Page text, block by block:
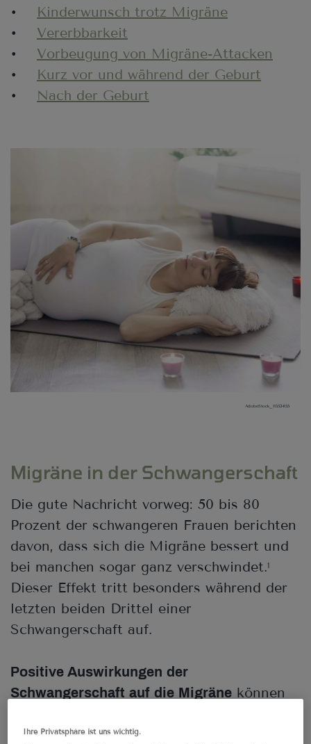
• Kinderwunsch trotz Migräne
• Vererbbarkeit
• Vorbeugung von Migräne-Attacken
• Kurz vor und während der Geburt
• Nach der Geburt
AdobeStock_115524155
Migräne in der Schwangerschaft
Die gute Nachricht vorweg: 50 bis 80
Prozent der schwangeren Frauen berichten
davon, dass sich die Migräne bessert und
bei manchen sogar ganz verschwindet.1
Dieser Effekt tritt besonders während der
letzten beiden Drittel einer
Schwangerschaft auf.
Positive Auswirkungen der
Schwangerschaft auf die Migräne können
Schmerzattacken durch den Einfluss der
Ihre Privatsphäre ist uns wichtig.